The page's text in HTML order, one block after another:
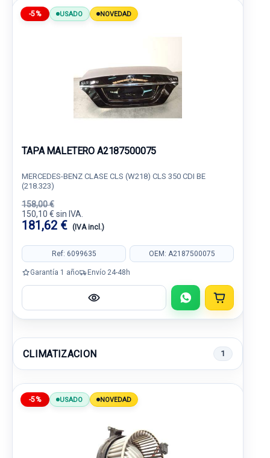
-5% USADO NOVEDAD
TAPA MALETERO A2187500075
MERCEDES-BENZ CLASE CLS (W218) CLS 350 CDI BE
(218.323)
158,00 €
150,10 € sin IVA.
181,62 € (IVA incl.)
Ref: 6099635 OEM: A2187500075
Garantía 1 año Envío 24-48h
CLIMATIZACION 1
-5% USADO NOVEDAD